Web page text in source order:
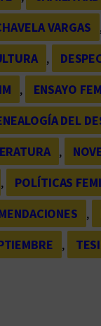
VARGAS
,
, ENSAYO
DEL
,
, POLÍTICAS
,
,